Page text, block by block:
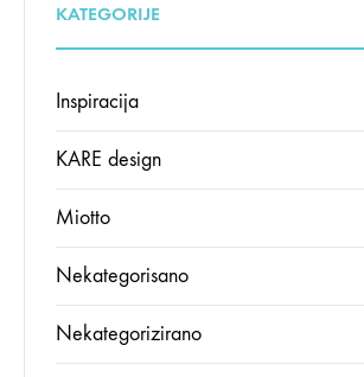
KATEGORIJE
Inspiracija
KARE design
Miotto
Nekategorisano
Nekategorizirano